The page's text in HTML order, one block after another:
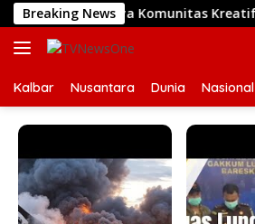
Langsung
ke
konten
Breaking News
Bertemunya Komunitas Kreatif
Kalbar Nusantara Dunia Nasional